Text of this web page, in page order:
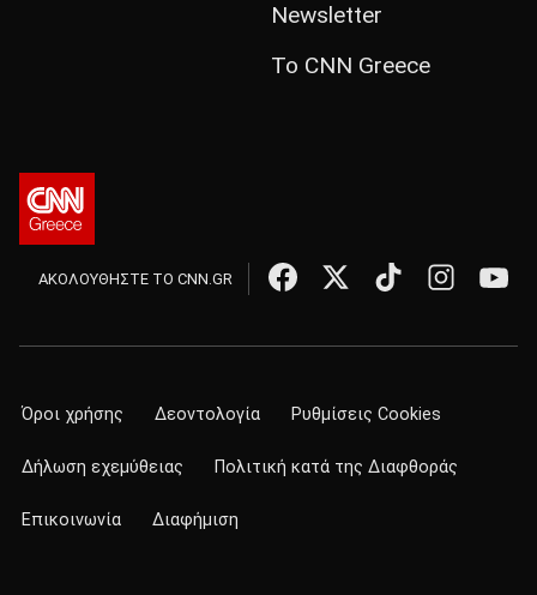
Newsletter
Το CNN Greece
ΑΚΟΛΟΥΘΗΣΤΕ ΤΟ CNN.GR
Όροι χρήσης Δεοντολογία Ρυθμίσεις Cookies
Δήλωση εχεμύθειας Πολιτική κατά της Διαφθοράς
Επικοινωνία Διαφήμιση